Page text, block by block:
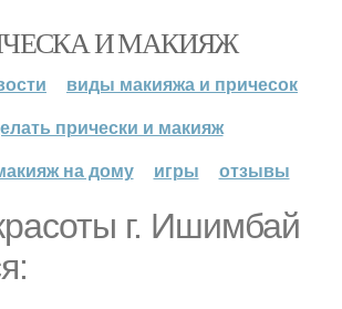
И МАКИЯЖ
виды макияжа и причесок
прически и макияж
на дому
игры отзывы
г. Ишимбай